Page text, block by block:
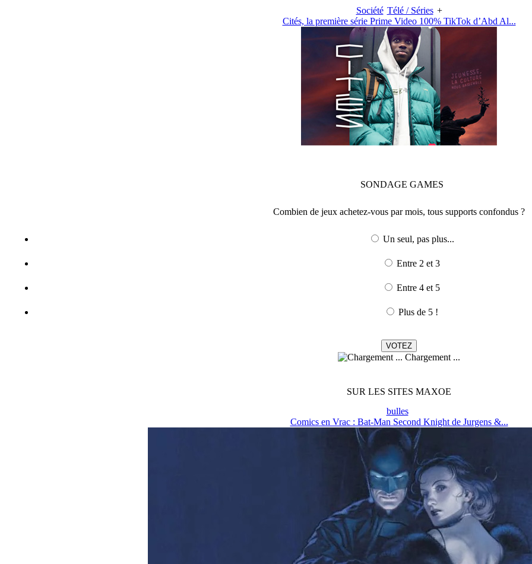
Société Télé / Séries +
Cités, la première série Prime Video 100% TikTok d’Abd Al...
SONDAGE GAMES
Combien de jeux achetez-vous par mois, tous supports confondus ?
Un seul, pas plus...
Entre 2 et 3
Entre 4 et 5
Plus de 5 !
Chargement ...
SUR LES SITES MAXOE
bulles
Comics en Vrac : Bat-Man Second Knight de Jurgens &...